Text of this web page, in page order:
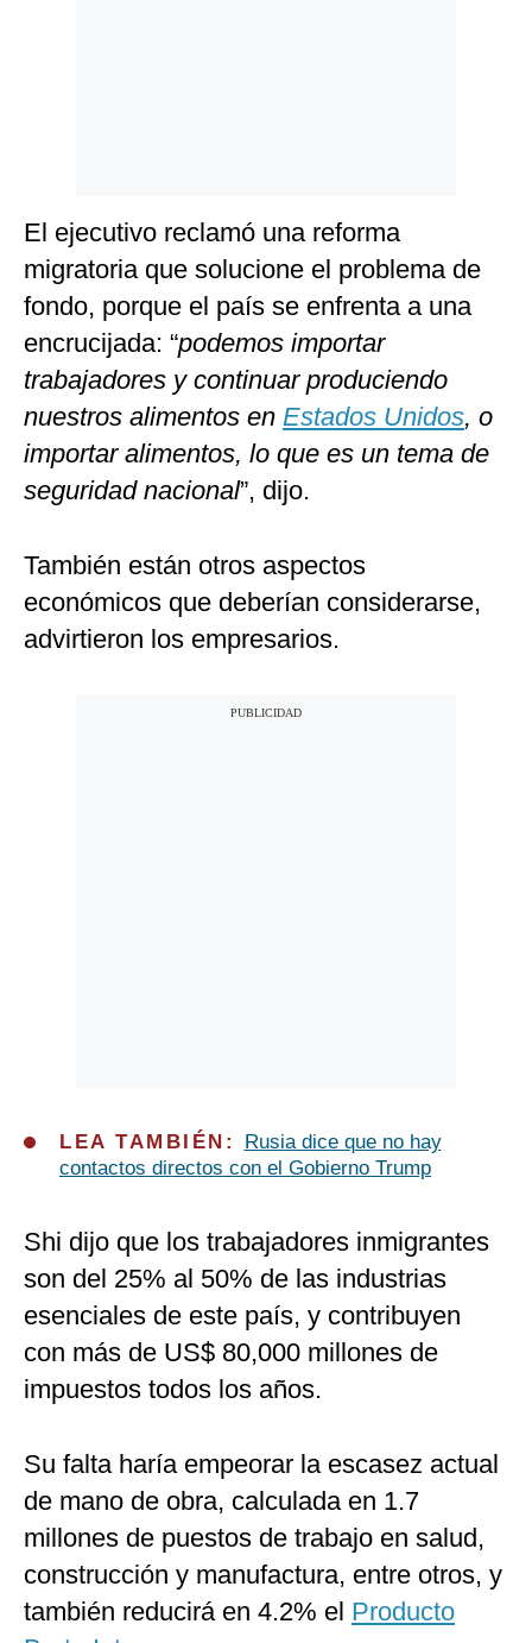
El ejecutivo reclamó una reforma
migratoria que solucione el problema de
fondo, porque el país se enfrenta a una
encrucijada: “podemos importar
trabajadores y continuar produciendo
nuestros alimentos en Estados Unidos, o
importar alimentos, lo que es un tema de
seguridad nacional”, dijo.
También están otros aspectos
económicos que deberían considerarse,
advirtieron los empresarios.
LEA TAMBIÉN:
Rusia dice que no hay
contactos directos con el Gobierno Trump
Shi dijo que los trabajadores inmigrantes
son del 25% al 50% de las industrias
esenciales de este país, y contribuyen
con más de US$ 80,000 millones de
impuestos todos los años.
Su falta haría empeorar la escasez actual
de mano de obra, calculada en 1.7
millones de puestos de trabajo en salud,
construcción y manufactura, entre otros, y
también reducirá en 4.2% el Producto